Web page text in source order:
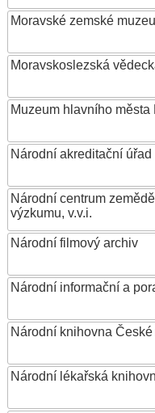
Moravské zemské
Moravskoslezská
Muzeum hlavního města
Národní akreditační
Národní centrum
výzkumu, v.v.i.
Národní filmový archiv
Národní informační a
Národní knihovna
Národní lékařská